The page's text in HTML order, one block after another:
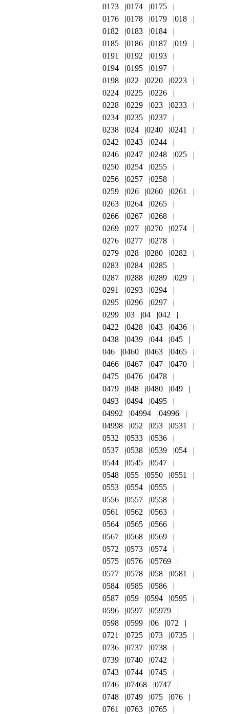
0173
0174
0175
0176
0178 0179
018
0182
0183
0184
0185
0186 0187
019
0191
0192
0193
0194
0195
0197
0198
022 0220
0223
0224
0225
0226
0228
0229 023
0233
0234
0235
0237
0238
024 0240
0241
0242
0243
0244
0246
0247 0248
025
0250
0254
0255
0256
0257
0258
0259
026 0260
0261
0263
0264
0265
0266
0267
0268
0269
027 0270
0274
0276
0277
0278
0279
028 0280
0282
0283
0284
0285
0287
0288 0289
029
0291
0293
0294
0295
0296
0297
0299
03 04
042
0422
0428 043
0436
0438
0439 044
045
046
0460 0463
0465
0466
0467 047
0470
0475
0476
0478
0479
048 0480
049
0493
0494
0495
04992
04994
04996
04998
052 053
0531
0532
0533
0536
0537
0538 0539
054
0544
0545
0547
0548
055 0550
0551
0553
0554
0555
0556
0557
0558
0561
0562
0563
0564
0565
0566
0567
0568
0569
0572
0573
0574
0575
0576
05769
0577
0578 058
0581
0584
0585
0586
0587
059 0594
0595
0596
0597
05979
0598
0599 06
072
0721
0725 073
0735
0736
0737
0738
0739
0740
0742
0743
0744
0745
0746
07468
0747
0748
0749 075
076
0761
0763
0765